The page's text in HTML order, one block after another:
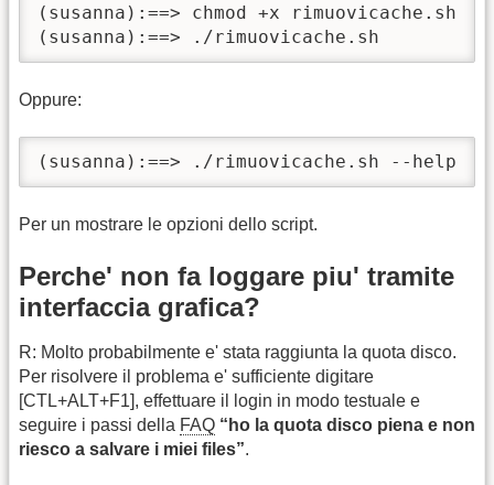
(susanna):==> chmod +x rimuovicache.sh
(susanna):==> ./rimuovicache.sh
Oppure:
(susanna):==> ./rimuovicache.sh --help
Per un mostrare le opzioni dello script.
Perche' non fa loggare piu' tramite
interfaccia grafica?
R: Molto probabilmente e' stata raggiunta la quota disco.
Per risolvere il problema e' sufficiente digitare
[CTL+ALT+F1], effettuare il login in modo testuale e
seguire i passi della FAQ “ho la quota disco piena e non
riesco a salvare i miei files”.